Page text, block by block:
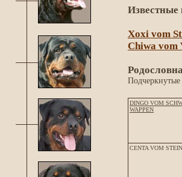
Известные
Xoxi vom
Chiwa vom
Подчеркнутые
DINGO VOM
WAPPEN
CENTA VOM